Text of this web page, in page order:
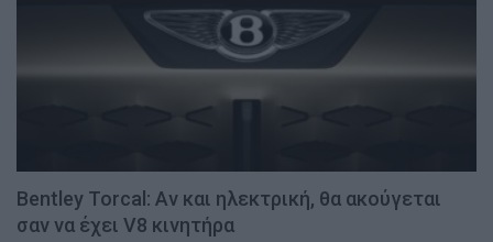
Bentley Torcal: Αν και ηλεκτρική, θα ακούγεται
σαν να έχει V8 κινητήρα